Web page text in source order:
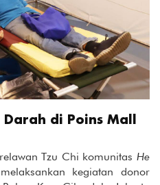
di Poins Mall
Tzu Chi komunitas He
kegiatan donor